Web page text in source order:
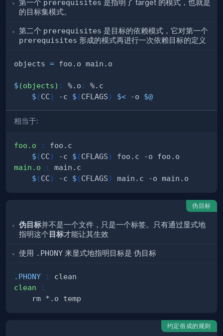
第一个 prerequisites 是指明了 target 的模式，也就是
的目标集模式。
第二个 prerequisites 是目标的依赖模式，它对第一个
prerequisites 形成的模式再进行一次依赖目标的定义
objects =
$ (objects) : %.o :
$ (CC) -c $ (CFLAGS) $< -o $@
相当于:
foo.o :
$ (CC) -c $ (CFLAGS)
main.o
:
$ (CC) -c $ (CFLAGS)
伪目标
伪目标并不是一个文件，只是一个标签。只有通过显式地
指明这个 目标才能让其生效
使用 .PHONY 来显式地指明目标是 伪目标
.PHONY :
clean
:
约定俗成的规则